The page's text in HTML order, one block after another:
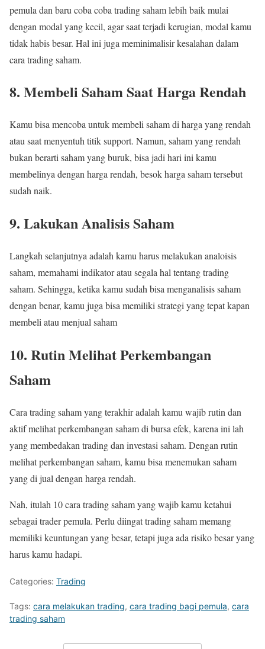
pemula dan baru coba coba trading saham lebih baik mulai
dengan modal yang kecil, agar saat terjadi kerugian, modal kamu
tidak habis besar. Hal ini juga meminimalisir kesalahan dalam
cara trading saham.
8. Membeli Saham Saat Harga Rendah
Kamu bisa mencoba untuk membeli saham di harga yang rendah
atau saat menyentuh titik support. Namun, saham yang rendah
bukan berarti saham yang buruk, bisa jadi hari ini kamu
membelinya dengan harga rendah, besok harga saham tersebut
sudah naik.
9. Lakukan Analisis Saham
Langkah selanjutnya adalah kamu harus melakukan analoisis
saham, memahami indikator atau segala hal tentang trading
saham. Sehingga, ketika kamu sudah bisa menganalisis saham
dengan benar, kamu juga bisa memiliki strategi yang tepat kapan
membeli atau menjual saham
10. Rutin Melihat Perkembangan
Saham
Cara trading saham yang terakhir adalah kamu wajib rutin dan
aktif melihat perkembangan saham di bursa efek, karena ini lah
yang membedakan trading dan investasi saham. Dengan rutin
melihat perkembangan saham, kamu bisa menemukan saham
yang di jual dengan harga rendah.
Nah, itulah 10 cara trading saham yang wajib kamu ketahui
sebagai trader pemula. Perlu diingat trading saham memang
memiliki keuntungan yang besar, tetapi juga ada risiko besar yang
harus kamu hadapi.
Categories: Trading
Tags: cara melakukan trading, cara trading bagi pemula, cara
trading saham